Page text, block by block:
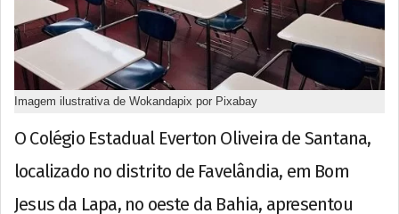
Imagem ilustrativa de Wokandapix por Pixabay
O Colégio Estadual Everton Oliveira de Santana,
localizado no distrito de Favelândia, em Bom
Jesus da Lapa, no oeste da Bahia, apresentou